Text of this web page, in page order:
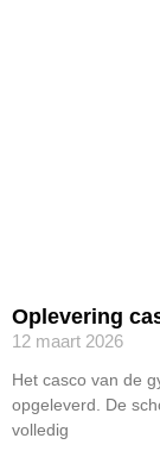
Oplevering
12 maart 2026
Het casco van de
opgeleverd. De
volledig